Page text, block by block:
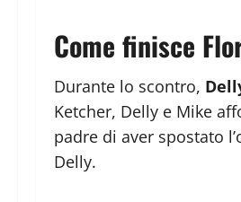
Come finisce
Durante lo scontro,
Ketcher, Delly e Mike
padre di aver spostato
Delly.